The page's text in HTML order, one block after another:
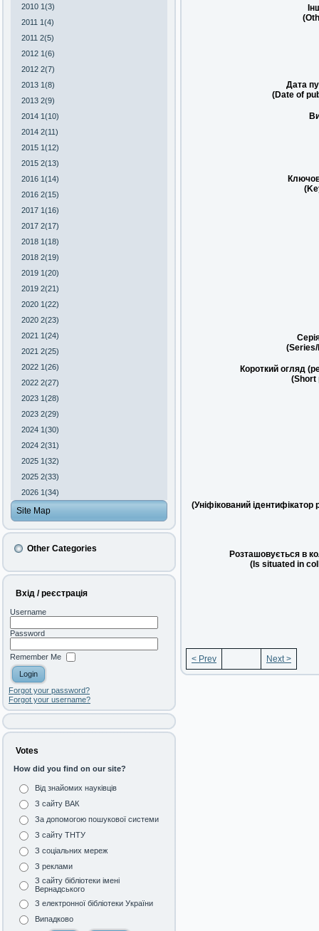
2010 1(3)
2011 1(4)
2011 2(5)
2012 1(6)
2012 2(7)
2013 1(8)
2013 2(9)
2014 1(10)
2014 2(11)
2015 1(12)
2015 2(13)
2016 1(14)
2016 2(15)
2017 1(16)
2017 2(17)
2018 1(18)
2018 2(19)
2019 1(20)
2019 2(21)
2020 1(22)
2020 2(23)
2021 1(24)
2021 2(25)
2022 1(26)
2022 2(27)
2023 1(28)
2023 2(29)
2024 1(30)
2024 2(31)
2025 1(32)
2025 2(33)
2026 1(34)
Site Map
Other Categories
Вхід / реєстрація
Username
Password
Remember Me
Forgot your password?
Forgot your username?
Votes
How did you find on our site?
Від знайомих науківців
З сайту ВАК
За допомогою пошукової системи
З сайту ТНТУ
З соціальних мереж
З реклами
З сайту бібліотеки імені
Вернадського
З електронної бібліотеки України
Випадково
Дата
(Date of
Короткий огляд
(Short
(Уніфікований ідентифікатор
Розташовується в
(Is situated in
< Prev Next >